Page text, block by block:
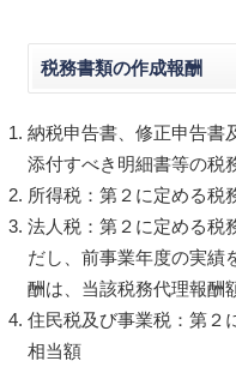
税務書類の作成報酬
納税申告書、修正申告書
添付すべき明細書等の税
所得税：第２に定める税
法人税：第２に定める税
だし、前事業年度の実績
酬は、当該税務代理報酬
住民税及び事業税：第２
相当額